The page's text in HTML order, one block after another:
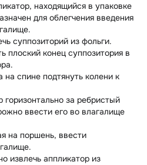
находящийся в упаковке
для облегчения введения
суппозиторий из фольги.
плоский конец суппозитория в
спине подтянуть колени к
за ребристый
ввести его во влагалище
на поршень, ввести
извлечь аппликатор из